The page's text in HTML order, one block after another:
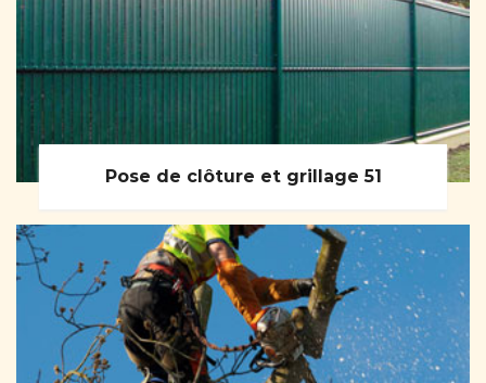
Pose de clôture et grillage 51